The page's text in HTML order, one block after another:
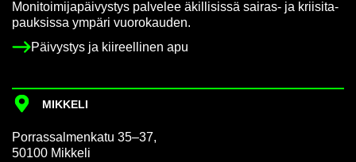
Mo­ni­toi­mi­ja­päi­vys­tys pal­ve­lee äkil­li­sis­sä sairas-​ ja krii­si­ta­
pauk­sis­sa ym­pä­ri vuo­ro­kau­den.
Päi­vys­tys ja kii­reel­li­nen apu
MIK­KE­LI
Por­ras­sal­men­ka­tu 35–37,
50100 Mik­ke­li